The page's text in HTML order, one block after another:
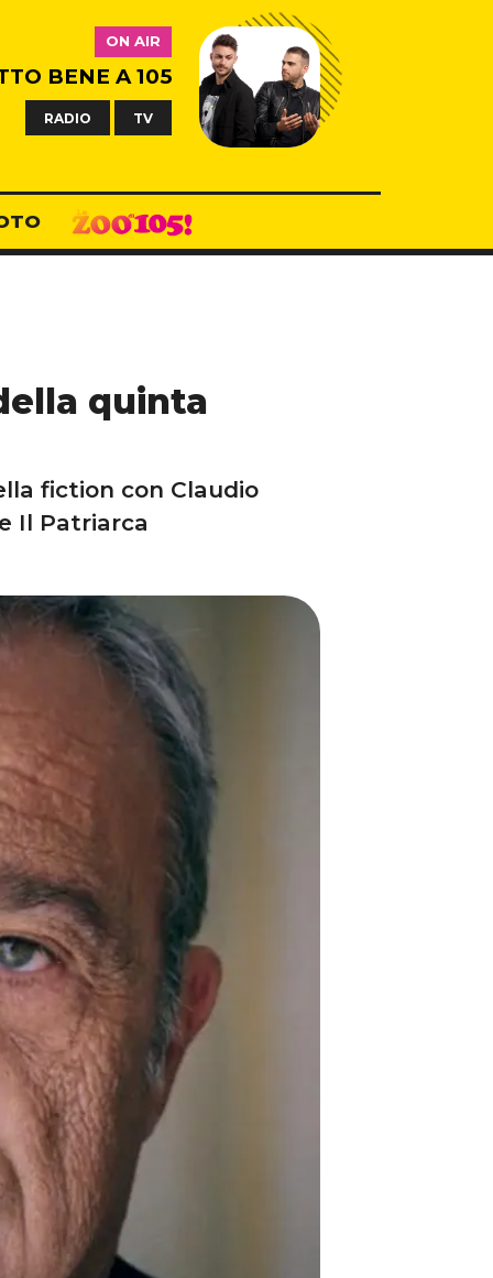
ON AIR
BENE A 105
RADIO TV
quinta
fiction con Claudio
Il Patriarca